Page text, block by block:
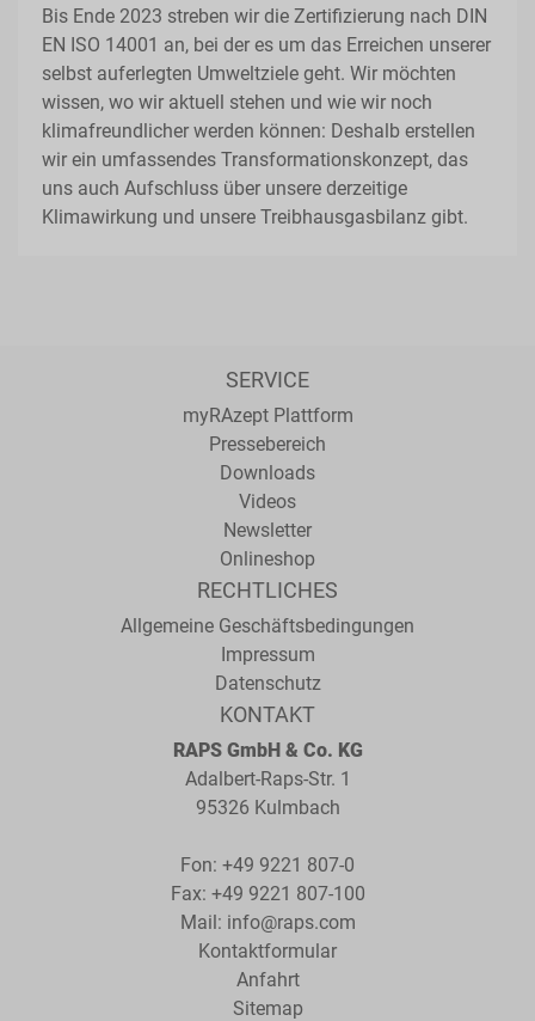
Bis Ende 2023 streben wir die Zertifizierung nach DIN
EN ISO 14001 an, bei der es um das Erreichen unserer
selbst auferlegten Umweltziele geht. Wir möchten
wissen, wo wir aktuell stehen und wie wir noch
klimafreundlicher werden können: Deshalb erstellen
wir ein umfassendes Transformationskonzept, das
uns auch Aufschluss über unsere derzeitige
Klimawirkung und unsere Treibhausgasbilanz gibt.
SERVICE
myRAzept Plattform
Pressebereich
Downloads
Videos
Newsletter
Onlineshop
RECHTLICHES
Allgemeine Geschäftsbedingungen
Impressum
Datenschutz
KONTAKT
RAPS GmbH & Co. KG
Adalbert-Raps-Str. 1
95326 Kulmbach
Fon: +49 9221 807-0
Fax: +49 9221 807-100
Mail: info@raps.com
Kontaktformular
Anfahrt
Sitemap